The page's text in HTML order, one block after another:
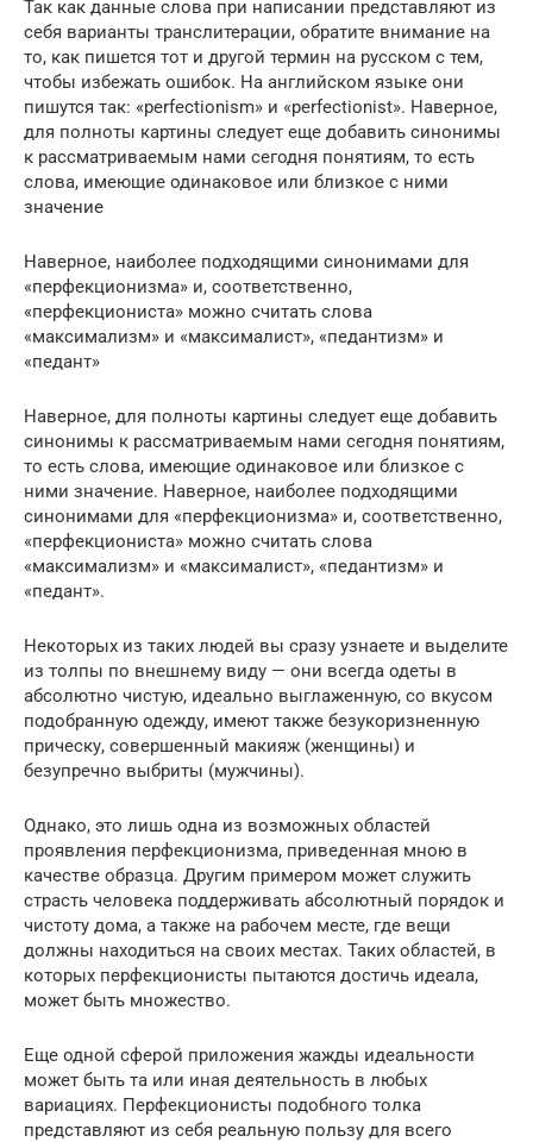
Так как данные слова при написании представляют из
себя варианты транслитерации, обратите внимание на
то, как пишется тот и другой термин на русском с тем,
чтобы избежать ошибок. На английском языке они
пишутся так: «perfectionism» и «perfectionist». Наверное,
для полноты картины следует еще добавить синонимы
к рассматриваемым нами сегодня понятиям, то есть
слова, имеющие одинаковое или близкое с ними
значение
Наверное, наиболее подходящими синонимами для
«перфекционизма» и, соответственно,
«перфекциониста» можно считать слова
«максимализм» и «максималист», «педантизм» и
«педант»
Наверное, для полноты картины следует еще добавить
синонимы к рассматриваемым нами сегодня понятиям,
то есть слова, имеющие одинаковое или близкое с
ними значение. Наверное, наиболее подходящими
синонимами для «перфекционизма» и, соответственно,
«перфекциониста» можно считать слова
«максимализм» и «максималист», «педантизм» и
«педант».
Некоторых из таких людей вы сразу узнаете и выделите
из толпы по внешнему виду — они всегда одеты в
абсолютно чистую, идеально выглаженную, со вкусом
подобранную одежду, имеют также безукоризненную
прическу, совершенный макияж (женщины) и
безупречно выбриты (мужчины).
Однако, это лишь одна из возможных областей
проявления перфекционизма, приведенная мною в
качестве образца. Другим примером может служить
страсть человека поддерживать абсолютный порядок и
чистоту дома, а также на рабочем месте, где вещи
должны находиться на своих местах. Таких областей, в
которых перфекционисты пытаются достичь идеала,
может быть множество.
Еще одной сферой приложения жажды идеальности
может быть та или иная деятельность в любых
вариациях. Перфекционисты подобного толка
представляют из себя реальную пользу для всего